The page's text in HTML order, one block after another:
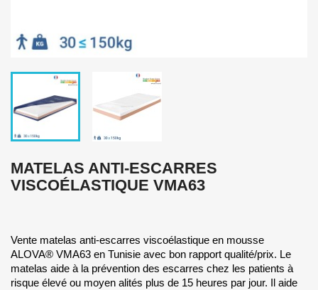
MATELAS ANTI-ESCARRES
VISCOÉLASTIQUE VMA63
Vente matelas anti-escarres viscoélastique en mousse
ALOVA® VMA63 en Tunisie avec bon rapport qualité/prix. Le
matelas aide à la prévention des escarres chez les patients à
risque élevé ou moyen alités plus de 15 heures par jour. Il aide